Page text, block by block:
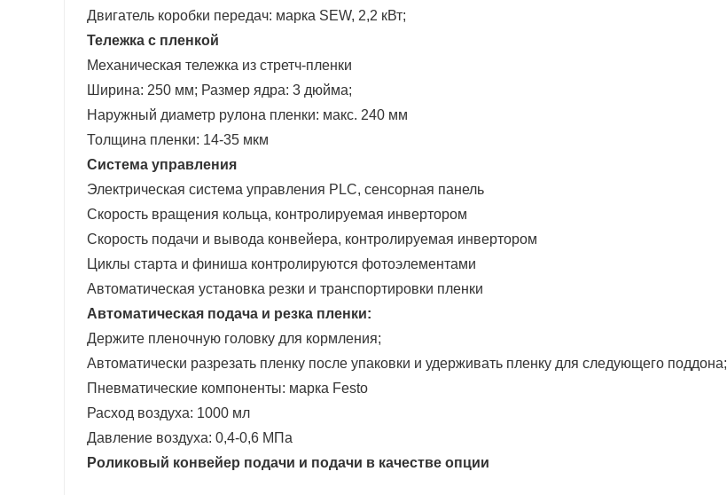
Двигатель коробки передач: марка SEW, 2,2 кВт;
Тележка с пленкой
Механическая тележка из стретч-пленки
Ширина: 250 мм; Размер ядра: 3 дюйма;
Наружный диаметр рулона пленки: макс. 240 мм
Толщина пленки: 14-35 мкм
Система управления
Электрическая система управления PLC, сенсорная панель
Скорость вращения кольца, контролируемая инвертором
Скорость подачи и вывода конвейера, контролируемая инвертором
Циклы старта и финиша контролируются фотоэлементами
Автоматическая установка резки и транспортировки пленки
Автоматическая подача и резка пленки:
Держите пленочную головку для кормления;
Автоматически разрезать пленку после упаковки и удерживать пленку для следующего поддона;
Пневматические компоненты: марка Festo
Расход воздуха: 1000 мл
Давление воздуха: 0,4-0,6 МПа
Роликовый конвейер подачи и подачи в качестве опции